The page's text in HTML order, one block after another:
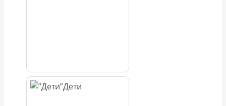
Дети